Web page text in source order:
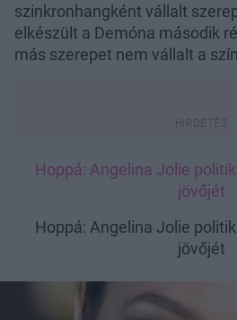
szinkronhangként vállalt
elkészült a Demóna második
más szerepet nem vállalt a
Hoppá: Angelina Jolie
jövőjét
Hoppá: Angelina Jolie
jövőjét